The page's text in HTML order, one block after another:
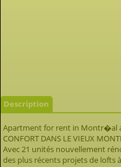
Description
Apartment for rent in Montr�al
CONFORT DANS LE VIEUX
Avec 21 unités nouvellement
des plus récents projets de lofts